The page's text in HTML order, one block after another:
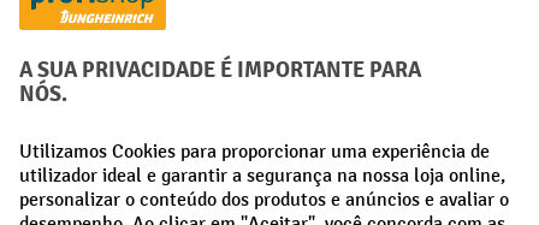
Métodos de pagamento
Redes sociais
Facebook
LinkedIn
Instagram